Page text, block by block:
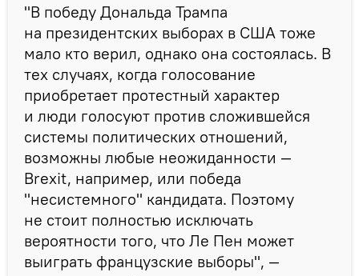
"В победу Дональда Трампа
на президентских выборах в США тоже
мало кто верил, однако она состоялась. В
тех случаях, когда голосование
приобретает протестный характер
и люди голосуют против сложившейся
системы политических отношений,
возможны любые неожиданности —
Brexit, например, или победа
"несистемного" кандидата. Поэтому
не стоит полностью исключать
вероятности того, что Ле Пен может
выиграть французские выборы", —